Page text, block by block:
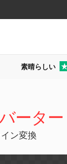
素晴らしい
ーター
ン変換